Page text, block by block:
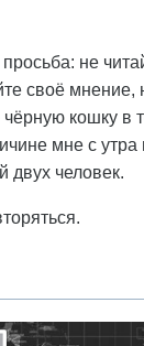
не
своё мнение,
кошку в
мне с
двух человек.